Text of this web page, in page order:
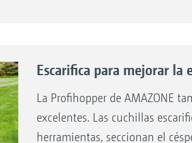
Desde el
puede colocarse sin
segado cortado y
Escarifica para mejorar la
La Profihopper de AMAZONE
excelentes. Las cuchillas
herramientas, seccionan el